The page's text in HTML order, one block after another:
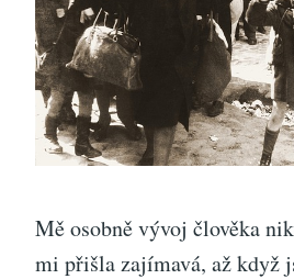
Mě osobně vývoj člověka
mi přišla zajímavá, až když